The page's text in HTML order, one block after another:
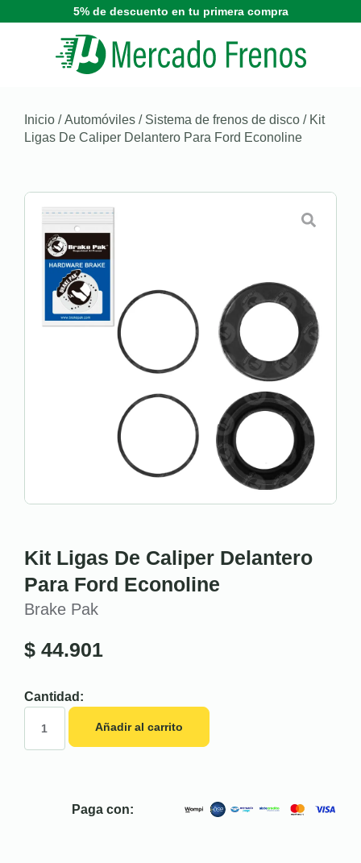
5% de descuento en tu primera compra
Inicio /Automóviles / Sistema de frenos de disco / Kit
Ligas De Caliper Delantero Para Ford Econoline
Kit Ligas De Caliper Delantero
Para Ford Econoline
Brake Pak
$ 44.901
Cantidad:
Añadir al carrito
Paga con: